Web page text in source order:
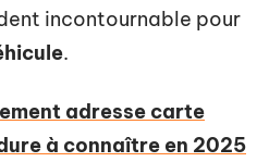
incontournable pour
.
adresse carte
à connaître en 2025